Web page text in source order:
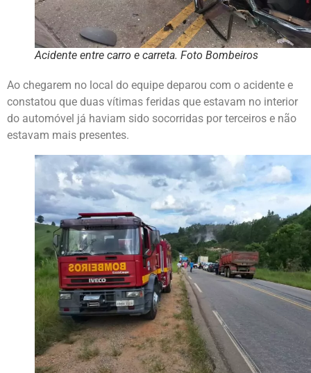
Acidente entre carro e carreta. Foto Bombeiros
Ao chegarem no local do equipe deparou com o acidente e
constatou que duas vítimas feridas que estavam no interior
do automóvel já haviam sido socorridas por terceiros e não
estavam mais presentes.